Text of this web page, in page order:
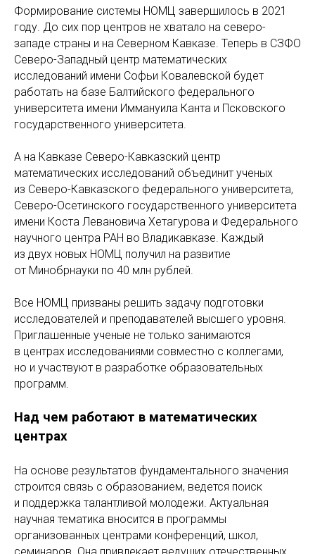
Формирование системы НОМЦ завершилось в 2021
году. До сих пор центров не хватало на северо-
западе страны и на Северном Кавказе. Теперь в СЗФО
Северо-Западный центр математических
исследований имени Софьи Ковалевской будет
работать на базе Балтийского федерального
университета имени Иммануила Канта и Псковского
государственного университета.
А на Кавказе Северо-Кавказский центр
математических исследований объединит ученых
из Северо-Кавказского федерального университета,
Северо-Осетинского государственного университета
имени Коста Левановича Хетагурова и Федерального
научного центра РАН во Владикавказе. Каждый
из двух новых НОМЦ получил на развитие
от Минобрнауки по 40 млн рублей.
Все НОМЦ призваны решить задачу подготовки
исследователей и преподавателей высшего уровня.
Приглашенные ученые не только занимаются
в центрах исследованиями совместно с коллегами,
но и участвуют в разработке образовательных
программ.
Над чем работают в математических
центрах
На основе результатов фундаментального значения
строится связь с образованием, ведется поиск
и поддержка талантливой молодежи. Актуальная
научная тематика вносится в программы
организованных центрами конференций, школ,